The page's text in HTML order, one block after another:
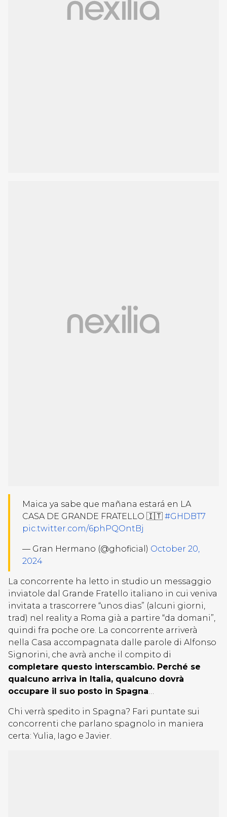
Maica ya sabe que mañana estará en LA
CASA DE GRANDE FRATELLO 🇮🇹 #GHDBT7
pic.twitter.com/6phPQOntBj
— Gran Hermano (@ghoficial) October 20,
2024
La concorrente ha letto in studio un messaggio
inviatole dal Grande Fratello italiano in cui veniva
invitata a trascorrere “unos dias” (alcuni giorni,
trad) nel reality a Roma già a partire “da domani”,
quindi fra poche ore. La concorrente arriverà
nella Casa accompagnata dalle parole di Alfonso
Signorini, che avrà anche il compito di
completare questo interscambio. Perché se
qualcuno arriva in Italia, qualcuno dovrà
occupare il suo posto in Spagna…
Chi verrà spedito in Spagna? Fari puntate sui
concorrenti che parlano spagnolo in maniera
certa: Yulia, Iago e Javier.